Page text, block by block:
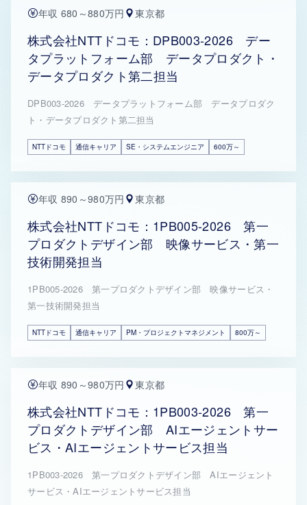
年収 680～880万円 東京都
株式会社NTTドコモ：DPB003-2026 デー
タプラットフォーム部 データプロダクト・
データプロダクト第二担当
DPB003-2026 データプラットフォーム部 データプロダク
ト・データプロダクト第二担当
NTTドコモ 通信キャリア SE・システムエンジニア 600万～
年収 890～980万円 東京都
株式会社NTTドコモ：1PB005-2026 第一
プロダクトデザイン部 映像サービス・第一
技術開発担当
1PB005-2026 第一プロダクトデザイン部 映像サービス・
第一技術開発担当
NTTドコモ 通信キャリア PM・プロジェクトマネジメント 800万～
年収 890～980万円 東京都
株式会社NTTドコモ：1PB003-2026 第一
プロダクトデザイン部 AIエージェントサー
ビス・AIエージェントサービス担当
1PB003-2026 第一プロダクトデザイン部 AIエージェント
サービス・AIエージェントサービス担当